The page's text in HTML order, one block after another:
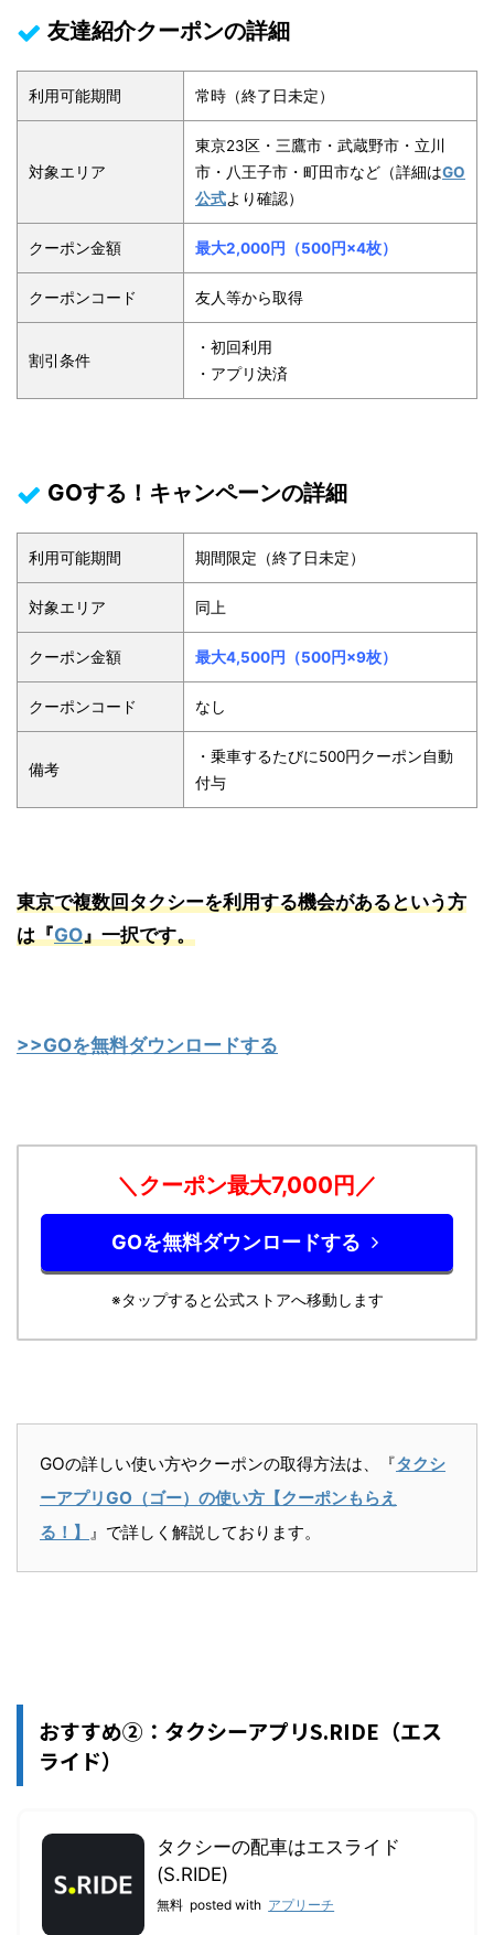
友達紹介クーポンの詳細
利用可能期間 常時（終了日未定）
対象エリア
東京23区・三鷹市・武蔵野市・立川
市・八王子市・町田市など（詳細はGO
公式より確認）
クーポン金額 最大2,000円（500円×4枚）
クーポンコード 友人等から取得
割引条件
・初回利用
・アプリ決済
GOする！キャンペーンの詳細
利用可能期間 期間限定（終了日未定）
対象エリア 同上
クーポン金額 最大4,500円（500円×9枚）
クーポンコード なし
備考
・乗車するたびに500円クーポン自動
付与
東京で複数回タクシーを利用する機会があるという方
は『GO』一択です。
>>GOを無料ダウンロードする
＼クーポン最大7,000円／
GOを無料ダウンロードする
※タップすると公式ストアへ移動します
GOの詳しい使い方やクーポンの取得方法は、『タクシ
ーアプリGO（ゴー）の使い方【クーポンもらえ
る！】
』で詳しく解説しております。
おすすめ②：タクシーアプリS.RIDE（エス
ライド）
タクシーの配車はエスライド
(S.RIDE)
無料 posted with アプリーチ